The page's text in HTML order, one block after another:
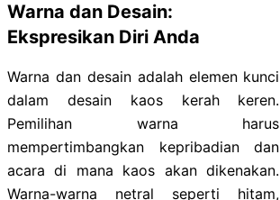
Warna dan Desain:
Ekspresikan Diri Anda
Warna dan desain adalah elemen kunci
dalam desain kaos kerah keren.
Pemilihan warna harus
mempertimbangkan kepribadian dan
acara di mana kaos akan dikenakan.
Warna-warna netral seperti hitam,